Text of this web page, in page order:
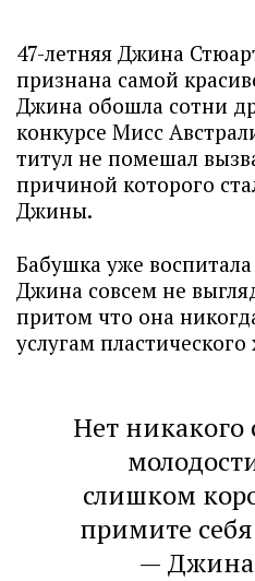
47-летняя Джина
признана самой
Джина обошла сотни
конкурсе Мисс
титул не помешал
причиной которого
Джины.
Бабушка уже
Джина совсем не
притом что она
услугам пластического
Нет никакого
слишком
примите
— Джина